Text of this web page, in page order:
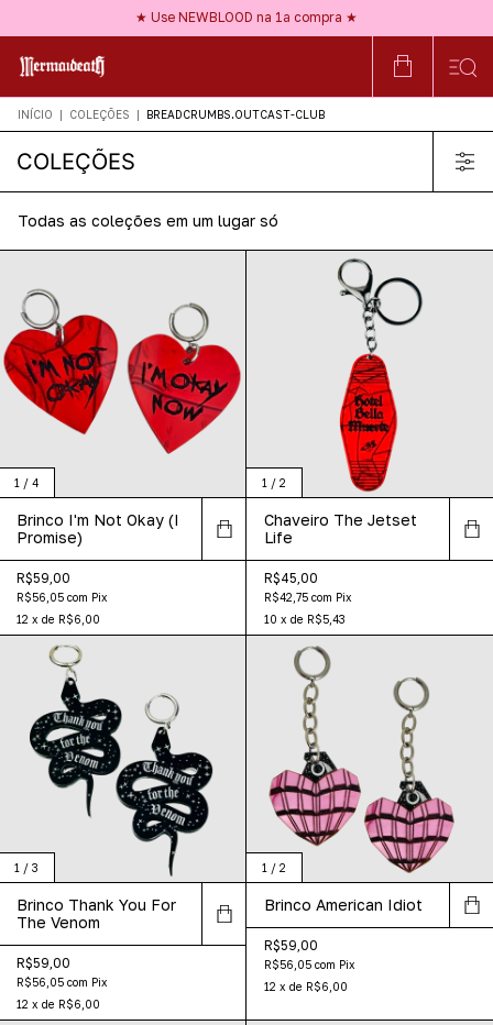
★ Use NEWBLOOD na 1ª compra ★
★ Nossos acessórios são HIPOALERGÊNICOS ★
INÍCIO | COLEÇÕES | BREADCRUMBS.OUTCAST-CLUB
COLEÇÕES
Todas as coleções em um lugar só
1 / 4
Brinco I'm Not Okay (I
Promise)
R$59,00
R$56,05 com Pix
12 x de R$6,00
1 / 2
Chaveiro The Jetset
Life
R$45,00
R$42,75 com Pix
10 x de R$5,43
1 / 3
Brinco Thank You For
The Venom
R$59,00
R$56,05 com Pix
12 x de R$6,00
1 / 2
Brinco American Idiot
R$59,00
R$56,05 com Pix
12 x de R$6,00